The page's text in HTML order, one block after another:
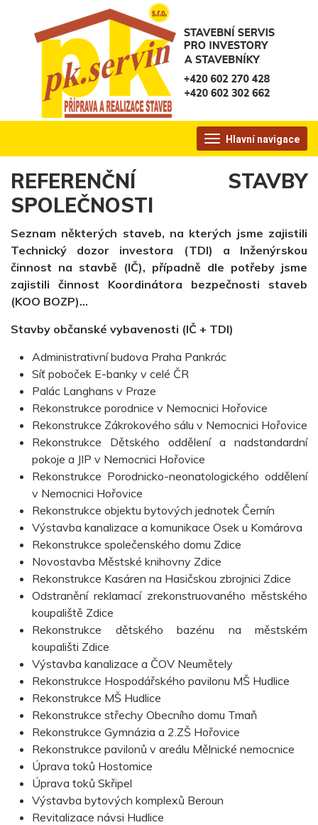
Hlavní navigace
REFERENČNÍ STAVBY
SPOLEČNOSTI
Seznam některých staveb, na kterých jsme zajistili
Technický dozor investora (TDI) a Inženýrskou
činnost na stavbě (IČ), případně dle potřeby jsme
zajistili činnost Koordinátora bezpečnosti staveb
(KOO BOZP)…
Stavby občanské vybavenosti (IČ + TDI)
Administrativní budova Praha Pankrác
Síť poboček E-banky v celé ČR
Palác Langhans v Praze
Rekonstrukce porodnice v Nemocnici Hořovice
Rekonstrukce Zákrokového sálu v Nemocnici Hořovice
Rekonstrukce Dětského oddělení a nadstandardní
pokoje a JIP v Nemocnici Hořovice
Rekonstrukce Porodnicko-neonatologického oddělení
v Nemocnici Hořovice
Rekonstrukce objektu bytových jednotek Černín
Výstavba kanalizace a komunikace Osek u Komárova
Rekonstrukce společenského domu Zdice
Novostavba Městské knihovny Zdice
Rekonstrukce Kasáren na Hasičskou zbrojnici Zdice
Odstranění reklamací zrekonstruovaného městského
koupaliště Zdice
Rekonstrukce dětského bazénu na městském
koupališti Zdice
Výstavba kanalizace a ČOV Neumětely
Rekonstrukce Hospodářského pavilonu MŠ Hudlice
Rekonstrukce MŠ Hudlice
Rekonstrukce střechy Obecního domu Tmaň
Rekonstrukce Gymnázia a 2.ZŠ Hořovice
Rekonstrukce pavilonů v areálu Mělnické nemocnice
Úprava toků Hostomice
Úprava toků Skřipel
Výstavba bytových komplexů Beroun
Revitalizace návsi Hudlice